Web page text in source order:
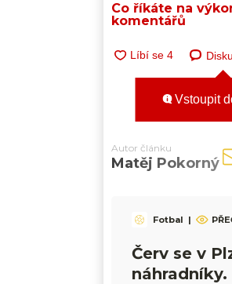
Co říkáte na
komentářů
Vstoupit
Autor článku
Matěj Pokorný
Fotbal |
Červ se v